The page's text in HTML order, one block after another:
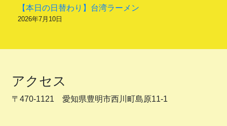
【本日の日替わり】台湾ラーメン
2026年7月10日
アクセス
〒470-1121 愛知県豊明市西川町島原11-1